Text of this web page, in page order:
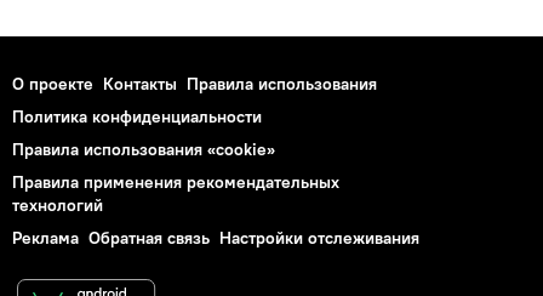
О проекте Контакты Правила использования
Политика конфиденциальности
Правила использования «cookie»
Правила применения рекомендательных
технологий
Реклама Обратная связь Настройки отслеживания